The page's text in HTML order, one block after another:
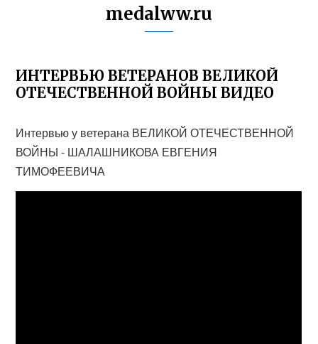
medalww.ru
ИНТЕРВЬЮ ВЕТЕРАНОВ ВЕЛИКОЙ
ОТЕЧЕСТВЕННОЙ ВОЙНЫ ВИДЕО
Интервью у ветерана ВЕЛИКОЙ ОТЕЧЕСТВЕННОЙ
ВОЙНЫ - ШАЛАШНИКОВА ЕВГЕНИЯ
ТИМОФЕЕВИЧА